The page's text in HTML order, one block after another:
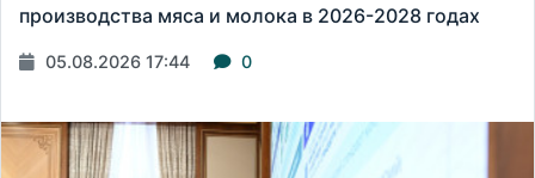
производства мяса и молока в 2026-2028 годах
05.08.2026 17:44 0